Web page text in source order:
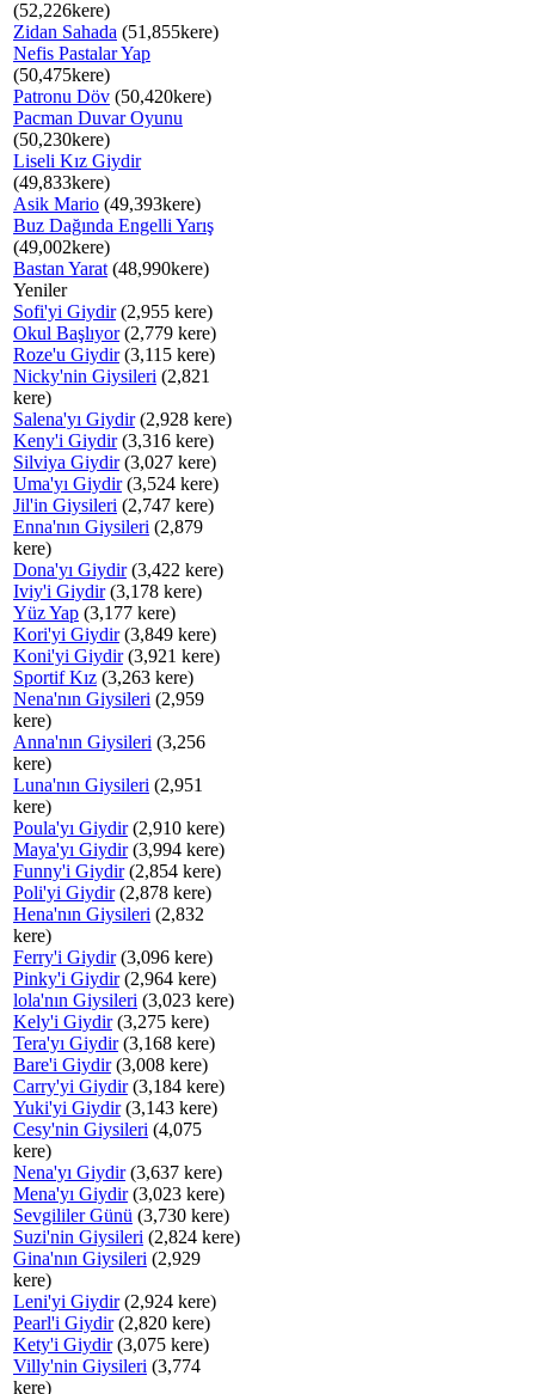
(52,226kere)
Zidan Sahada (51,855kere)
Nefis Pastalar Yap
(50,475kere)
Patronu Döv (50,420kere)
Pacman Duvar Oyunu
(50,230kere)
Liseli Kız Giydir
(49,833kere)
Asik Mario (49,393kere)
Buz Dağında Engelli Yarış
(49,002kere)
Bastan Yarat (48,990kere)
Yeniler
Sofi'yi Giydir(2,955 kere)
Okul Başlıyor(2,779 kere)
Roze'u Giydir(3,115 kere)
Nicky'nin Giysileri (2,821
kere)
Salena'yı Giydir(2,928 kere)
Keny'i Giydir(3,316 kere)
Silviya Giydir(3,027 kere)
Uma'yı Giydir(3,524 kere)
Jil'in Giysileri (2,747 kere)
Enna'nın Giysileri (2,879
kere)
Dona'yı Giydir(3,422 kere)
Iviy'i Giydir(3,178 kere)
Yüz Yap (3,177 kere)
Kori'yi Giydir(3,849 kere)
Koni'yi Giydir(3,921 kere)
Sportif Kız (3,263 kere)
Nena'nın Giysileri (2,959
kere)
Anna'nın Giysileri (3,256
kere)
Luna'nın Giysileri (2,951
kere)
Poula'yı Giydir(2,910 kere)
Maya'yı Giydir(3,994 kere)
Funny'i Giydir(2,854 kere)
Poli'yi Giydir(2,878 kere)
Hena'nın Giysileri (2,832
kere)
Ferry'i Giydir(3,096 kere)
Pinky'i Giydir(2,964 kere)
lola'nın Giysileri (3,023 kere)
Kely'i Giydir(3,275 kere)
Tera'yı Giydir(3,168 kere)
Bare'i Giydir(3,008 kere)
Carry'yi Giydir(3,184 kere)
Yuki'yi Giydir(3,143 kere)
Cesy'nin Giysileri (4,075
kere)
Nena'yı Giydir(3,637 kere)
Mena'yı Giydir(3,023 kere)
Sevgililer Günü (3,730 kere)
Suzi'nin Giysileri (2,824 kere)
Gina'nın Giysileri (2,929
kere)
Leni'yi Giydir(2,924 kere)
Pearl'i Giydir(2,820 kere)
Kety'i Giydir(3,075 kere)
Villy'nin Giysileri (3,774
kere)